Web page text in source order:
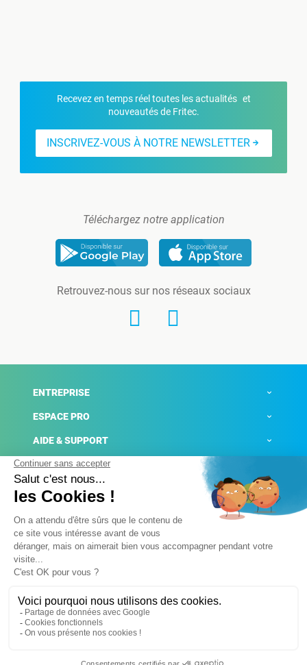
Recevez en temps réel toutes les actualités et
nouveautés de Fritec.
INSCRIVEZ-VOUS À NOTRE NEWSLETTER
Téléchargez notre application
Retrouvez-nous sur nos réseaux sociaux
ENTREPRISE
ESPACE PRO
AIDE & SUPPORT
ACTUALITÉS
Mentions légales
Conditions générales de ventes
Plateforme de signalement